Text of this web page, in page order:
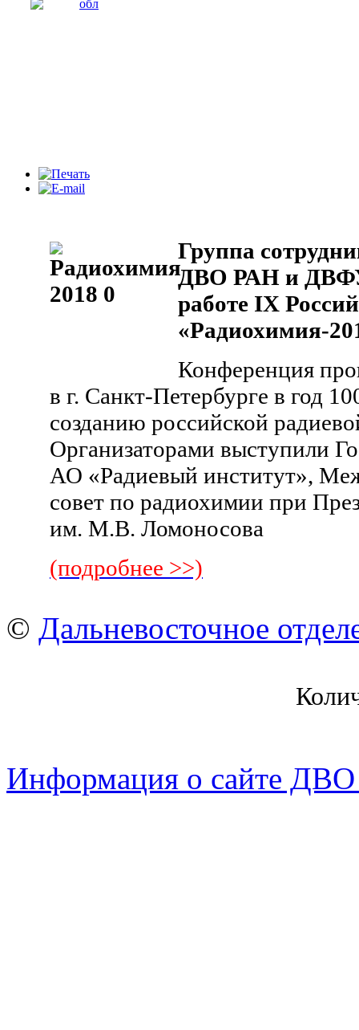
Группа
ДВО РАН и ДВФУ
работе IX
«Радиохимия-
Конференция
в г. Санкт-Петербурге в год
созданию российской
Организаторами выступили
АО «Радиевый институт»,
совет по радиохимии при
им. М.В. Ломоносова
(подробнее >>)
© Дальневосточное
Информация о сайте